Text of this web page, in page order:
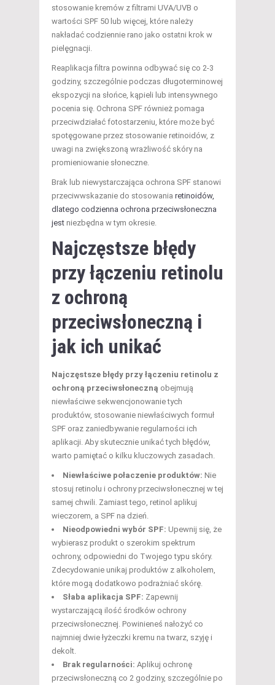
stosowanie kremów z filtrami UVA/UVB o
wartości SPF 50 lub więcej, które należy
nakładać codziennie rano jako ostatni krok w
pielęgnacji.
Reaplikacja filtra powinna odbywać się co 2-3
godziny, szczególnie podczas długoterminowej
ekspozycji na słońce, kąpieli lub intensywnego
pocenia się. Ochrona SPF również pomaga
przeciwdziałać fotostarzeniu, które może być
spotęgowane przez stosowanie retinoidów, z
uwagi na zwiększoną wrażliwość skóry na
promieniowanie słoneczne.
Brak lub niewystarczająca ochrona SPF stanowi
przeciwwskazanie do stosowania retinoidów,
dlatego codzienna ochrona przeciwsłoneczna
jest niezbędna w tym okresie.
Najczęstsze błędy
przy łączeniu retinolu
z ochroną
przeciwsłoneczną i
jak ich unikać
Najczęstsze błędy przy łączeniu retinolu z
ochroną przeciwsłoneczną obejmują
niewłaściwe sekwencjonowanie tych
produktów, stosowanie niewłaściwych formuł
SPF oraz zaniedbywanie regularności ich
aplikacji. Aby skutecznie unikać tych błędów,
warto pamiętać o kilku kluczowych zasadach.
Niewłaściwe połaczenie produktów: Nie
stosuj retinolu i ochrony przeciwsłonecznej w tej
samej chwili. Zamiast tego, retinol aplikuj
wieczorem, a SPF na dzień.
Nieodpowiedni wybór SPF: Upewnij się, że
wybierasz produkt o szerokim spektrum
ochrony, odpowiedni do Twojego typu skóry.
Zdecydowanie unikaj produktów z alkoholem,
które mogą dodatkowo podrażniać skórę.
Słaba aplikacja SPF: Zapewnij
wystarczającą ilość środków ochrony
przeciwsłonecznej. Powinieneś nałożyć co
najmniej dwie łyżeczki kremu na twarz, szyję i
dekolt.
Brak regularności: Aplikuj ochronę
przeciwsłoneczną co 2 godziny, szczególnie po